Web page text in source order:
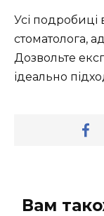
Усі подробиці
стоматолога,
Дозвольте
ідеально
Вам